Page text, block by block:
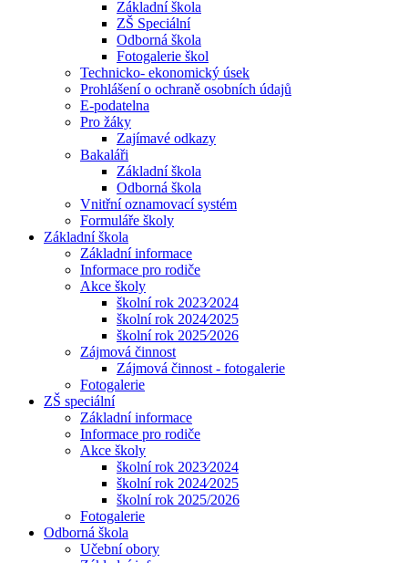
Základní škola
ZŠ Speciální
Odborná škola
Fotogalerie škol
Technicko- ekonomický úsek
Prohlášení o ochraně osobních údajů
E-podatelna
Pro žáky
Zajímavé odkazy
Bakaláři
Základní škola
Odborná škola
Vnitřní oznamovací systém
Formuláře školy
Základní škola
Základní informace
Informace pro rodiče
Akce školy
školní rok 2023⁄2024
školní rok 2024⁄2025
školní rok 2025⁄2026
Zájmová činnost
Zájmová činnost - fotogalerie
Fotogalerie
ZŠ speciální
Základní informace
Informace pro rodiče
Akce školy
školní rok 2023⁄2024
školní rok 2024⁄2025
školní rok 2025/2026
Fotogalerie
Odborná škola
Učební obory